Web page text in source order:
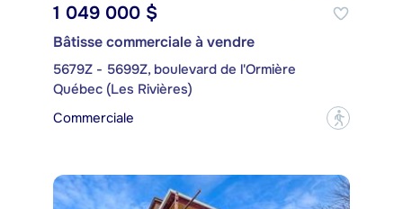
1 049 000 $
Bâtisse commerciale à vendre
5679Z - 5699Z, boulevard de l'Ormière
Québec (Les Rivières)
Commerciale
?